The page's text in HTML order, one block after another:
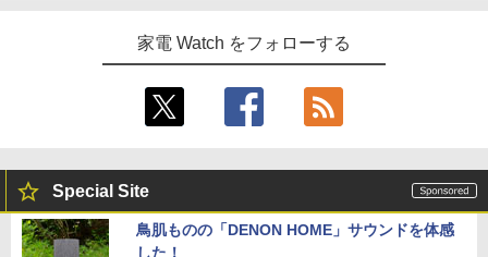
家電 Watch をフォローする
Special Site
鳥肌ものの「DENON HOME」サウンドを体感
した！